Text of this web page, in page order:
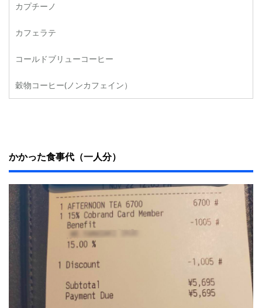
カプチーノ
カフェラテ
コールドブリューコーヒー
穀物コーヒー(ノンカフェイン）
かかった食事代（一人分）